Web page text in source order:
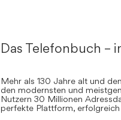
Das Telefonbuch –
Mehr als 130 Jahre alt und
den modernsten und
Nutzern 30 Millionen
perfekte Plattform,